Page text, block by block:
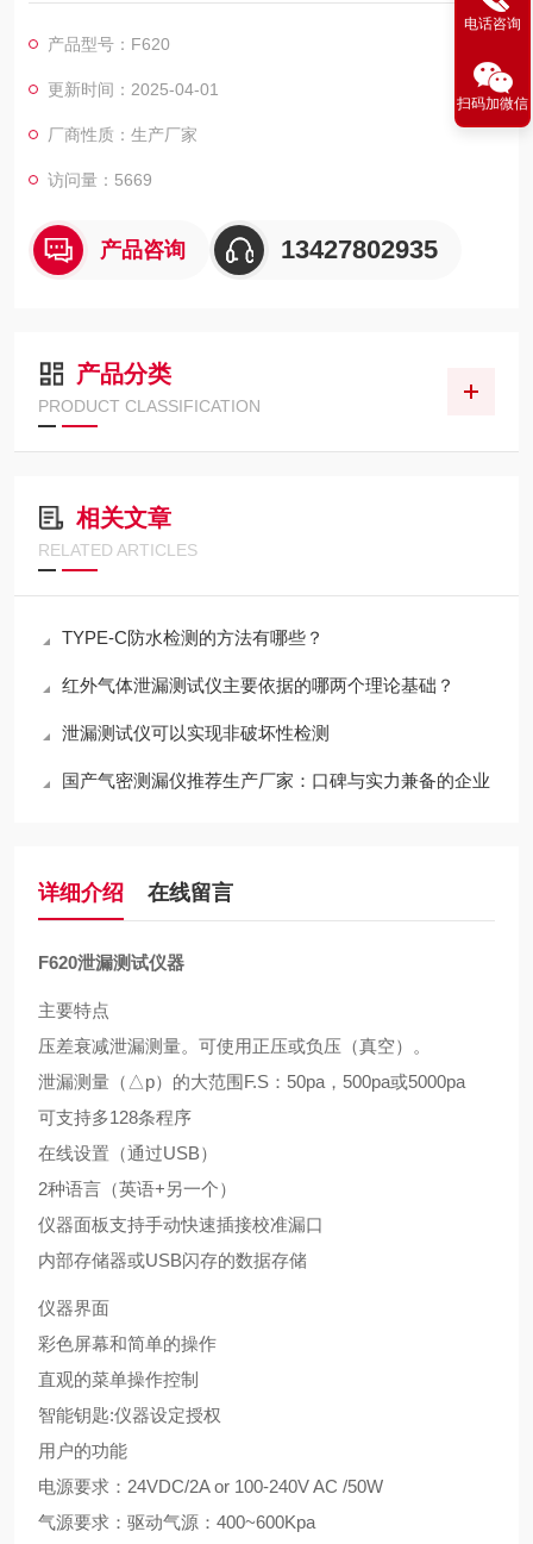
产品型号：F620
更新时间：2025-04-01
厂商性质：生产厂家
访问量：5669
产品咨询 13427802935
产品分类
PRODUCT CLASSIFICATION
相关文章
RELATED ARTICLES
TYPE-C防水检测的方法有哪些？
红外气体泄漏测试仪主要依据的哪两个理论基础？
泄漏测试仪可以实现非破坏性检测
国产气密测漏仪推荐生产厂家：口碑与实力兼备的企业
详细介绍 在线留言
F620泄漏测试仪器
主要特点
压差衰减泄漏测量。可使用正压或负压（真空）。
泄漏测量（△p）的大范围F.S：50pa，500pa或5000pa
可支持多128条程序
在线设置（通过USB）
2种语言（英语+另一个）
仪器面板支持手动快速插接校准漏口
内部存储器或USB闪存的数据存储
仪器界面
彩色屏幕和简单的操作
直观的菜单操作控制
智能钥匙:仪器设定授权
用户的功能
电源要求：24VDC/2A or 100-240V AC /50W
气源要求：驱动气源：400~600Kpa
电话咨询
扫码加微信